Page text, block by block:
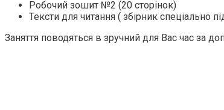
Робочий зошит №2 (20 сторінок)
Тексти для читання ( збірник спеціально
Заняття поводяться в зручний для Вас час за